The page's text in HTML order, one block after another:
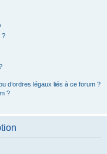
?
d’ordres légaux liés à ce forum ?
?